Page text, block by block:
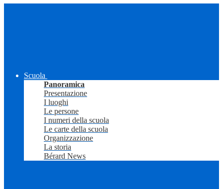
Scuola
Panoramica
Presentazione
I luoghi
Le persone
I numeri della scuola
Le carte della scuola
Organizzazione
La storia
Bérard News